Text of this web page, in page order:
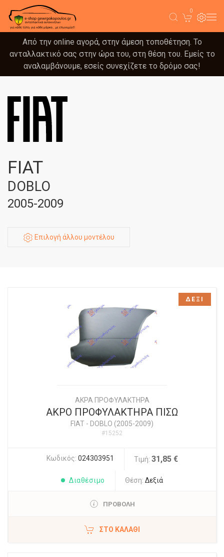
0
Από την online αγορά, στην άμεση τοποθέτηση. Το
ανταλλακτικό σας στην ώρα του, στη θέση του. Εμείς το
αναλαμβάνουμε, εσείς συνεχίζετε το δρόμο σας!
FIAT
DOBLO
2005-2009
Επιλογή άλλου μοντέλου
ΑΚΡΑ ΠΡΟΦΥΛΑΚΤΗΡΑ
ΑΚΡΟ ΠΡΟΦΥΛΑΚΤΗΡΑ ΠΙΣΩ
FIAT - DOBLO (2005-2009)
#15252
Κωδικός: 024303951 Τιμή: 31,85 €
Διαθέσιμο Θέση: Δεξιά
ΠΡΟΒΟΛΗ
ΣΤΟ ΚΑΛΆΘΙ
ΔΕΞΙ